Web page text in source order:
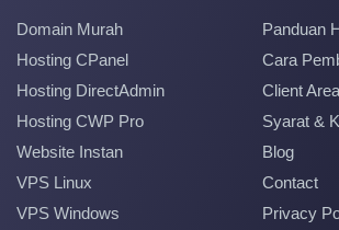
Domain Murah
Hosting CPanel
Hosting DirectAdmin
Hosting CWP Pro
Website Instan
VPS Linux
VPS Windows
Panduan
Cara
Client Area
Syarat &
Blog
Contact
Privacy